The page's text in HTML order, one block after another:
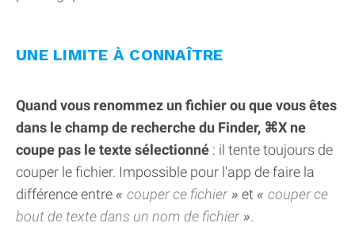
UNE LIMITE À CONNAÎTRE
Quand vous renommez un fichier ou que vous êtes
dans le champ de recherche du Finder, ⌘X ne
coupe pas le texte sélectionné : il tente toujours de
couper le fichier. Impossible pour l'app de faire la
différence entre
couper ce fichier et
couper ce
bout de texte dans un nom de fichier
.